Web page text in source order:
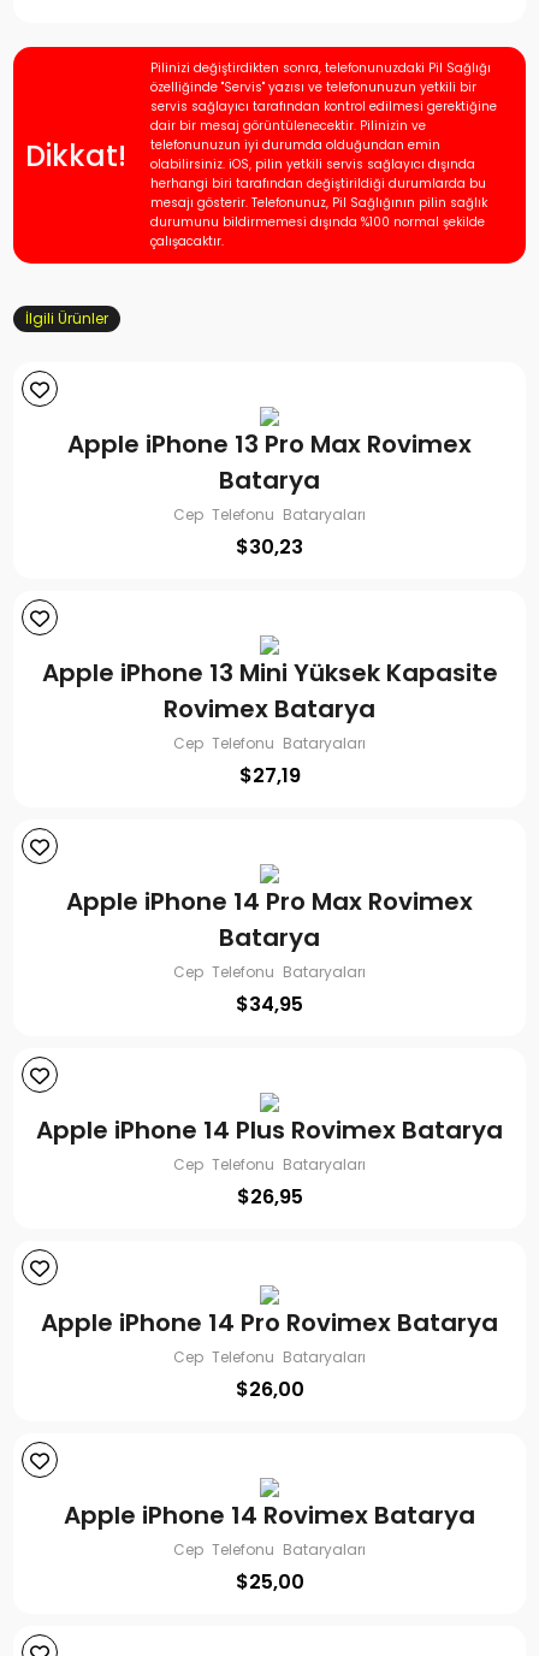
Dikkat!
Pilinizi değiştirdikten sonra, telefonunuzdaki Pil Sağlığı
özelliğinde "Servis" yazısı ve telefonunuzun yetkili bir
servis sağlayıcı tarafından kontrol edilmesi gerektiğine
dair bir mesaj görüntülenecektir. Pilinizin ve
telefonunuzun iyi durumda olduğundan emin
olabilirsiniz. iOS, pilin yetkili servis sağlayıcı dışında
herhangi biri tarafından değiştirildiği durumlarda bu
mesajı gösterir. Telefonunuz, Pil Sağlığının pilin sağlık
durumunu bildirmemesi dışında %100 normal şekilde
çalışacaktır.
İlgili Ürünler
Apple iPhone 13 Pro Max Rovimex
Batarya
Cep Telefonu Bataryaları
$30,23
Apple iPhone 13 Mini Yüksek Kapasite
Rovimex Batarya
Cep Telefonu Bataryaları
$27,19
Apple iPhone 14 Pro Max Rovimex
Batarya
Cep Telefonu Bataryaları
$34,95
Apple iPhone 14 Plus Rovimex Batarya
Cep Telefonu Bataryaları
$26,95
Apple iPhone 14 Pro Rovimex Batarya
Cep Telefonu Bataryaları
$26,00
Apple iPhone 14 Rovimex Batarya
Cep Telefonu Bataryaları
$25,00